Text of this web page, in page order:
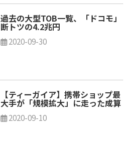
過去の大型TOB一覧、「ドコモ」
断トツの4.2兆円
2020-09-30
【ティーガイア】携帯ショップ最
大手が「規模拡大」に走った成算
2020-09-10